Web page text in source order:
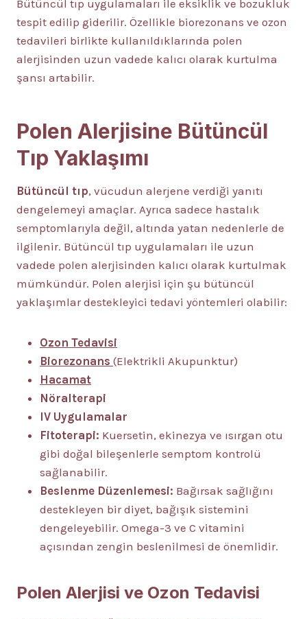
Bütüncül tıp uygulamaları ile eksiklik ve bozukluk
tespit edilip giderilir. Özellikle biorezonans ve ozon
tedavileri birlikte kullanıldıklarında polen
alerjisinden uzun vadede kalıcı olarak kurtulma
şansı artabilir.
Polen Alerjisine Bütüncül
Tıp Yaklaşımı
Bütüncül tıp, vücudun alerjene verdiği yanıtı
dengelemeyi amaçlar. Ayrıca sadece hastalık
semptomlarıyla değil, altında yatan nedenlerle de
ilgilenir. Bütüncül tıp uygulamaları ile uzun
vadede polen alerjisinden kalıcı olarak kurtulmak
mümkündür. Polen alerjisi için şu bütüncül
yaklaşımlar destekleyici tedavi yöntemleri olabilir:
Ozon Tedavisi
Biorezonans (Elektrikli Akupunktur)
Hacamat
Nöralterapi
IV Uygulamalar
Fitoterapi: Kuersetin, ekinezya ve ısırgan otu
gibi doğal bileşenlerle semptom kontrolü
sağlanabilir.
Beslenme Düzenlemesi: Bağırsak sağlığını
destekleyen bir diyet, bağışık sistemini
dengeleyebilir. Omega-3 ve C vitamini
açısından zengin beslenilmesi de önemlidir.
Polen Alerjisi ve Ozon Tedavisi